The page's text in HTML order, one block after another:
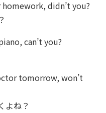
didn’t you?
can’t you?
tomorrow, won’t
よね？